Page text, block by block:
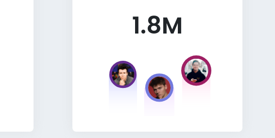
1.8M